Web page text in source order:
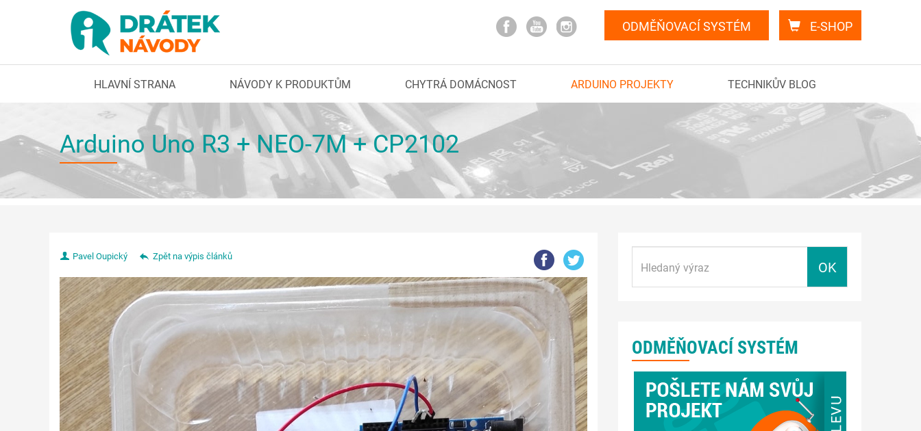
E-SHOP
ODMĚŇOVACÍ SYSTÉM
HLAVNÍ STRANA NÁVODY K PRODUKTŮM CHYTRÁ DOMÁCNOST ARDUINO PROJEKTY TECHNIKŮV BLOG
Arduino Uno R3 + NEO-7M + CP2102
Pavel Oupický Zpět na výpis článků
OK
ODMĚŇOVACÍ SYSTÉM